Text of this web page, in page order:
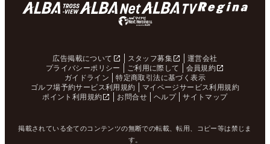
広告掲載について スタッフ募集
運営会社
プライバシーポリシー
ご利用に際して
会員規約
ガイドライン
特定商取引法に基づく表示
ゴルフ場予約サービス利用規約
マイページサービス利用規約
ポイント利用規約
お問合せ ヘルプ サイトマップ
掲載されている全てのコンテンツの無断での転載、転用、コピー等は禁じま
す。